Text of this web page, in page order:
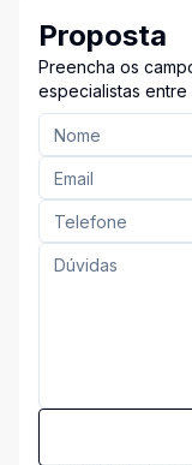
Proposta
Preencha os
especialistas entre